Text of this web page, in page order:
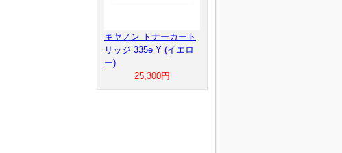
キヤノン トナーカート
リッジ 335e Y (イエロ
ー)
25,300円